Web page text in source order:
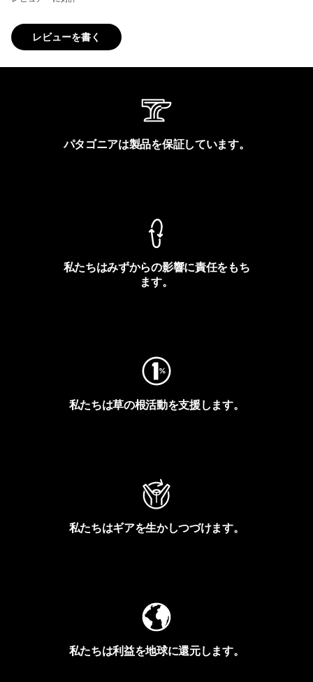
レビューを書く
パタゴニアは製品を保証しています。
私たちはみずからの影響に責任をもち
ます。
私たちは草の根活動を支援します。
私たちはギアを生かしつづけます。
私たちは利益を地球に還元します。